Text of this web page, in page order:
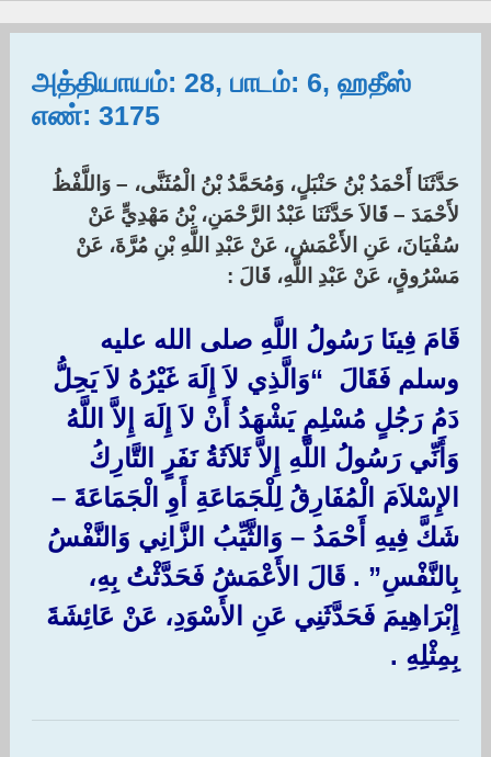
அத்தியாயம்: 28, பாடம்: 6, ஹதீஸ்
எண்: 3175
حَدَّثَنَا أَحْمَدُ بْنُ حَنْبَلٍ، وَمُحَمَّدُ بْنُ الْمُثَنَّى، – وَاللَّفْظُ
لأَحْمَدَ – قَالاَ حَدَّثَنَا عَبْدُ الرَّحْمَنِ، بْنُ مَهْدِيٍّ عَنْ
سُفْيَانَ، عَنِ الأَعْمَشِ، عَنْ عَبْدِ اللَّهِ بْنِ مُرَّةَ، عَنْ
مَسْرُوقٍ، عَنْ عَبْدِ اللَّهِ، قَالَ :‏
قَامَ فِينَا رَسُولُ اللَّهِ صلى الله عليه
وسلم فَقَالَ ‏ “‏وَالَّذِي لاَ إِلَهَ غَيْرُهُ لاَ يَحِلُّ
دَمُ رَجُلٍ مُسْلِمٍ يَشْهَدُ أَنْ لاَ إِلَهَ إِلاَّ اللَّهُ
وَأَنِّي رَسُولُ اللَّهِ إِلاَّ ثَلاَثَةُ نَفَرٍ التَّارِكُ
الإِسْلاَمَ الْمُفَارِقُ لِلْجَمَاعَةِ أَوِ الْجَمَاعَةَ –
شَكَّ فِيهِ أَحْمَدُ – وَالثَّيِّبُ الزَّانِي وَالنَّفْسُ
بِالنَّفْسِ”‏ ‏.‏ قَالَ الأَعْمَشُ فَحَدَّثْتُ بِهِ،
إِبْرَاهِيمَ فَحَدَّثَنِي عَنِ الأَسْوَدِ، عَنْ عَائِشَةَ
بِمِثْلِهِ ‏.‏